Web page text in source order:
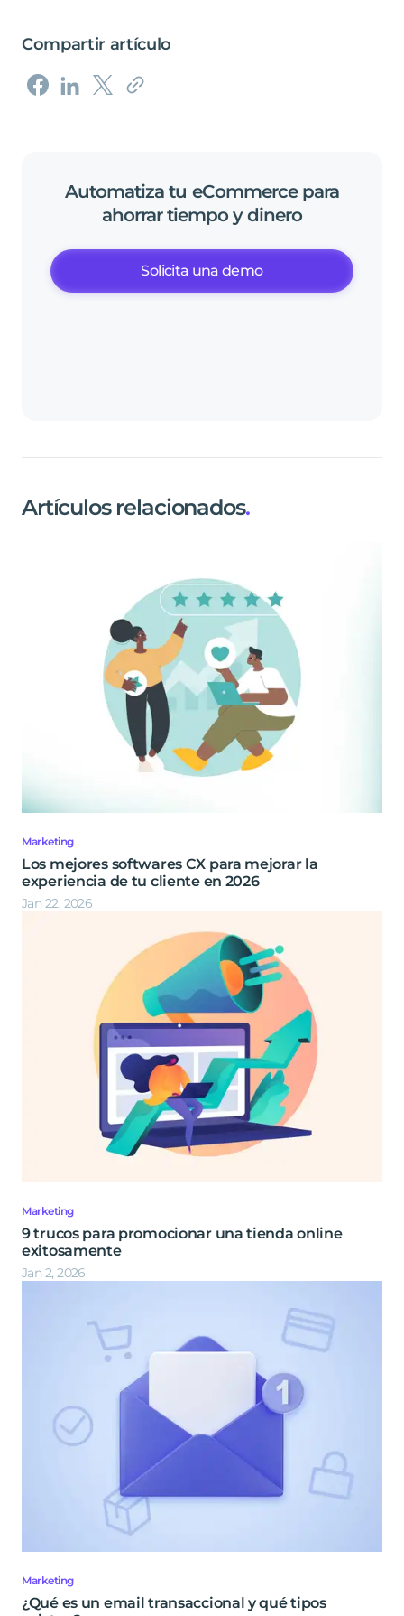
Compartir artículo
Automatiza tu eCommerce para
ahorrar tiempo y dinero
Solicita una demo
Artículos relacionados.
Marketing
Los mejores softwares CX para mejorar la
experiencia de tu cliente en 2026
Jan 22, 2026
Marketing
9 trucos para promocionar una tienda online
exitosamente
Jan 2, 2026
Marketing
¿Qué es un email transaccional y qué tipos